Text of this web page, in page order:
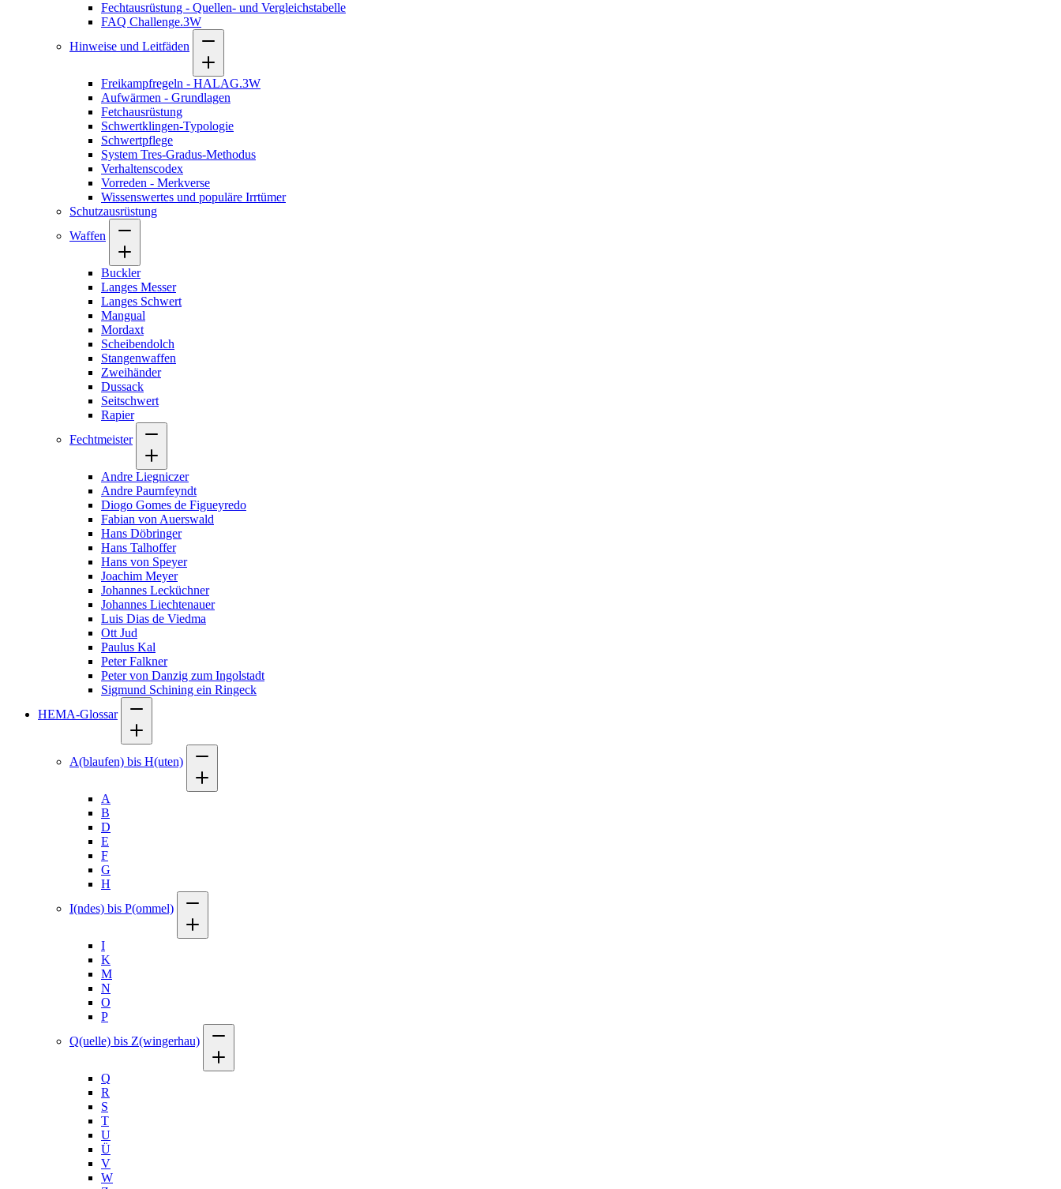
Fechtausrüstung - Quellen- und Vergleichstabelle
FAQ Challenge.3W
Hinweise und Leitfäden
Freikampfregeln - HALAG.3W
Aufwärmen - Grundlagen
Fetchausrüstung
Schwertklingen-Typologie
Schwertpflege
System Tres-Gradus-Methodus
Verhaltenscodex
Vorreden - Merkverse
Wissenswertes und populäre Irrtümer
Schutzausrüstung
Waffen
Buckler
Langes Messer
Langes Schwert
Mangual
Mordaxt
Scheibendolch
Stangenwaffen
Zweihänder
Dussack
Seitschwert
Rapier
Fechtmeister
Andre Liegniczer
Andre Paurnfeyndt
Diogo Gomes de Figueyredo
Fabian von Auerswald
Hans Döbringer
Hans Talhoffer
Hans von Speyer
Joachim Meyer
Johannes Lecküchner
Johannes Liechtenauer
Luis Dias de Viedma
Ott Jud
Paulus Kal
Peter Falkner
Peter von Danzig zum Ingolstadt
Sigmund Schining ein Ringeck
HEMA-Glossar
A(blaufen) bis H(uten)
A
B
D
E
F
G
H
I(ndes) bis P(ommel)
I
K
M
N
O
P
Q(uelle) bis Z(wingerhau)
Q
R
S
T
U
Ü
V
W